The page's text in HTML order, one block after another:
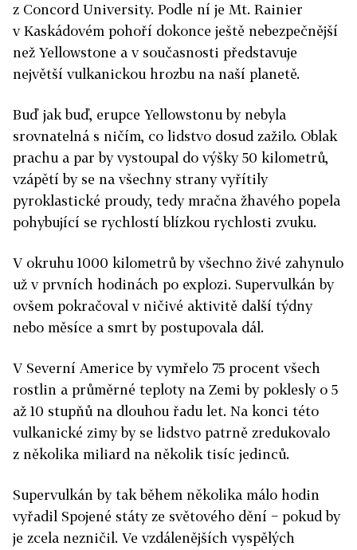
z Concord University. Podle ní je Mt. Rainier
v Kaskádovém pohoří dokonce ještě nebezpečnější
než Yellowstone a v současnosti představuje
největší vulkanickou hrozbu na naší planetě.
Buď jak buď, erupce Yellowstonu by nebyla
srovnatelná s ničím, co lidstvo dosud zažilo. Oblak
prachu a par by vystoupal do výšky 50 kilometrů,
vzápětí by se na všechny strany vyřítily
pyroklastické proudy, tedy mračna žhavého popela
pohybující se rychlostí blízkou rychlosti zvuku.
V okruhu 1000 kilometrů by všechno živé zahynulo
už v prvních hodinách po explozi. Supervulkán by
ovšem pokračoval v ničivé aktivitě další týdny
nebo měsíce a smrt by postupovala dál.
V Severní Americe by vymřelo 75 procent všech
rostlin a průměrné teploty na Zemi by poklesly o 5
až 10 stupňů na dlouhou řadu let. Na konci této
vulkanické zimy by se lidstvo patrně zredukovalo
z několika miliard na několik tisíc jedinců.
Supervulkán by tak během několika málo hodin
vyřadil Spojené státy ze světového dění − pokud by
je zcela nezničil. Ve vzdálenějších vyspělých